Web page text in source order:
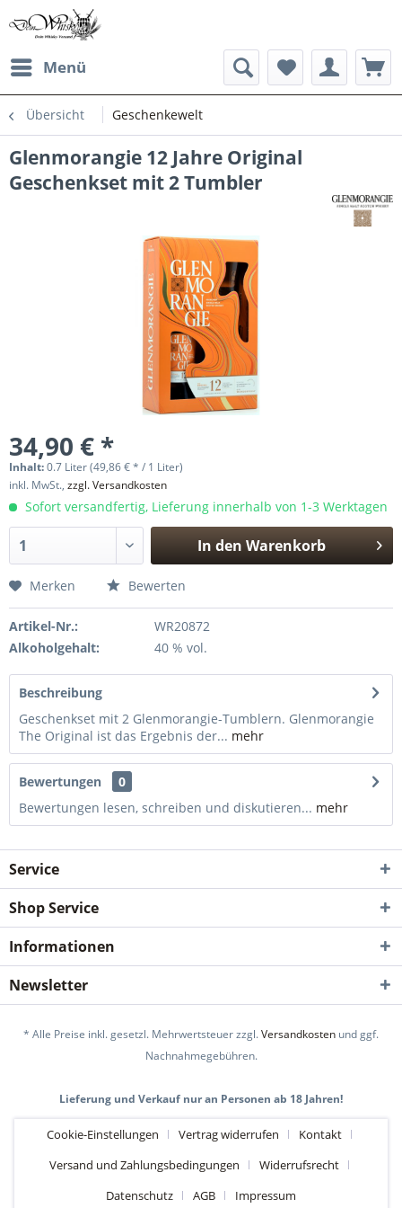
Menü
Übersicht Geschenkewelt
Glenmorangie 12 Jahre Original
Geschenkset mit 2 Tumbler
34,90 € *
Inhalt:0.7 Liter (49,86 € * / 1 Liter)
inkl. MwSt., zzgl. Versandkosten
Sofort versandfertig, Lieferung innerhalb von 1-3 Werktagen
In den Warenkorb
Merken Bewerten
Artikel-Nr.:
WR20872
Alkoholgehalt:
40 % vol.
Beschreibung
Geschenkset mit 2 Glenmorangie-Tumblern. Glenmorangie
The Original ist das Ergebnis der... mehr
Bewertungen
0
Bewertungen lesen, schreiben und diskutieren... mehr
Service
Shop Service
Informationen
Newsletter
* Alle Preise inkl. gesetzl. Mehrwertsteuer zzgl.Versandkosten und ggf.
Nachnahmegebühren.
Lieferung und Verkauf nur an Personen ab 18 Jahren!
Cookie-Einstellungen Vertrag widerrufen
Kontakt
Versand und Zahlungsbedingungen
Widerrufsrecht
Datenschutz
AGB Impressum